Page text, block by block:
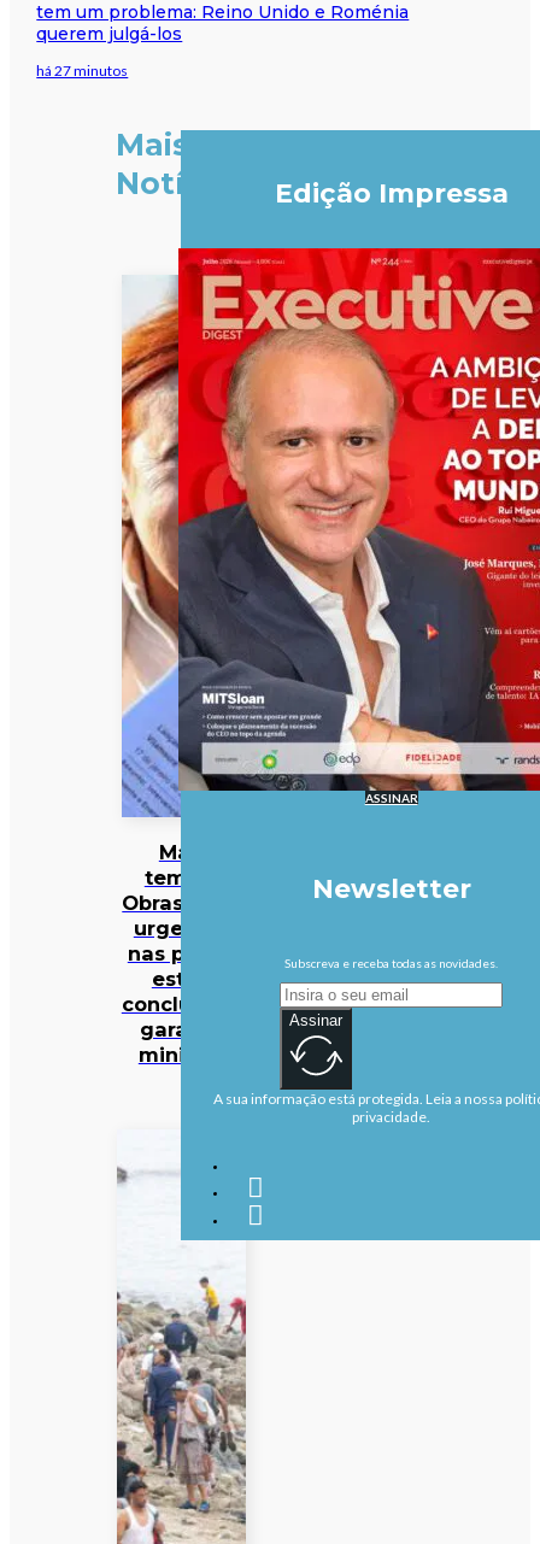
tem um problema: Reino Unido e Roménia
querem julgá-los
há 27 minutos
Mais
Notícias
Mau
tempo:
Obras mais
urgentes
nas praias
estão
concluídas,
garante
ministra
Edição Impressa
ASSINAR
Newsletter
Subscreva e receba todas as novidades.
Assinar
A sua informação está protegida. Leia a nossa
privacidade.